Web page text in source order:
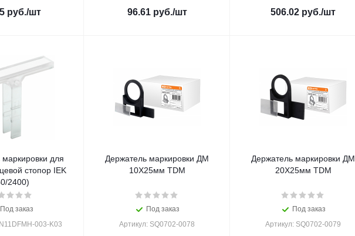
руб./шт 96.61руб./шт 506.02 руб./шт
для
стопор IEK
2400)
Под заказ
003-K03
Держатель маркировки ДМ
10Х25мм TDM
Под заказ
Артикул: SQ0702-0078
Держатель маркировки ДМ
20Х25мм TDM
Под заказ
Артикул: SQ0702-0079